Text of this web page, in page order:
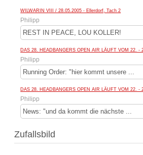
WILWARIN VIII / 28.05.2005 - Ellerdorf, Tach 2
Philipp
REST IN PEACE, LOU KOLLER!
DAS 28. HEADBANGERS OPEN AIR LÄUFT VOM 22. -
Philipp
Running Order: "hier kommt unsere ...
DAS 28. HEADBANGERS OPEN AIR LÄUFT VOM 22. -
Philipp
News: "und da kommt die nächste ...
Zufallsbild